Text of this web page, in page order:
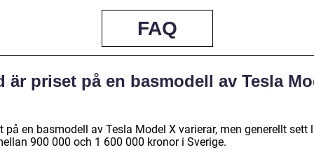
FAQ
är priset på en basmodell av Tesla
på en basmodell av Tesla Model X varierar, men generellt sett
900 000 och 1 600 000 kronor i Sverige.